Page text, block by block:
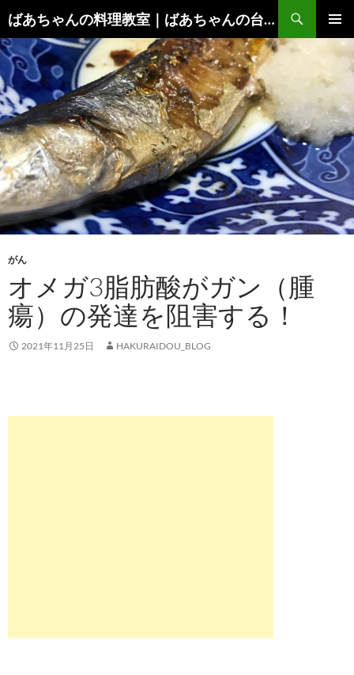
ン
テ
ン
ツ
へ
ス
キ
ッ
プ
ばあちゃんの料理教室｜ばあちゃんの台所から学ぶ、食と健康の知恵
索
メインメ
ニュー
がん
オメガ3脂肪酸がガン（腫
瘍）の発達を阻害する！
2021年11月25日 HAKURAIDOU_BLOG